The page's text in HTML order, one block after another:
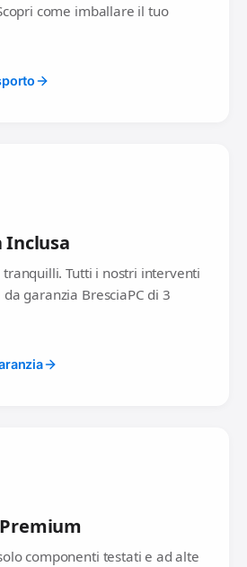
come imballare il tuo
Inclusa
tranquilli. Tutti i nostri interventi
garanzia BresciaPC di 3
componenti testati e ad alte